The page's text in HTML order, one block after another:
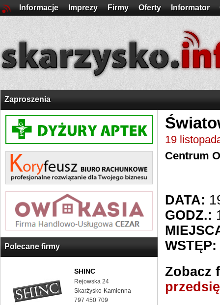
Informacje Imprezy Firmy Oferty Informator
Zaproszenia
Polecane firmy
SHINC
Rejowska 24
Skarżysko-Kamienna
797 450 709
19
Centrum
DATA:
GODZ.:
WSTĘP:
Zobacz